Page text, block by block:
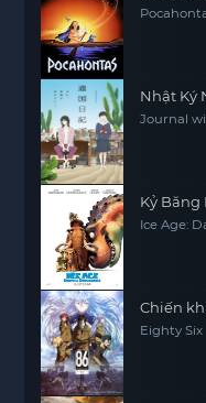
Nhật Ký
Journal
Kỷ Băng
Ice Age:
Chiến
Eighty Six